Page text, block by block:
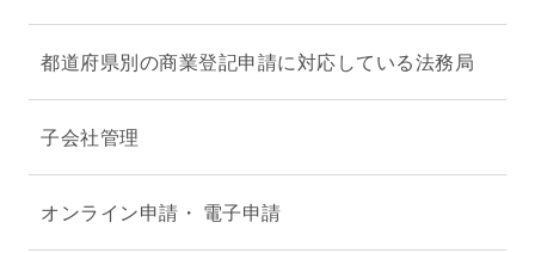
都道府県別の商業登記申請に対応している法務局
子会社管理
オンライン申請・ 電子申請